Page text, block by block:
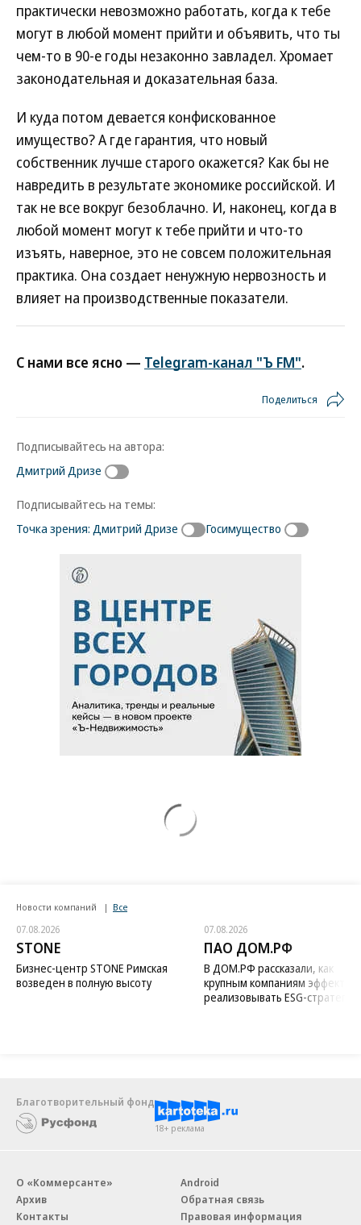
практически невозможно работать, когда к тебе
могут в любой момент прийти и объявить, что ты
чем-то в 90-е годы незаконно завладел. Хромает
законодательная и доказательная база.
И куда потом девается конфискованное
имущество? А где гарантия, что новый
собственник лучше старого окажется? Как бы не
навредить в результате экономике российской. И
так не все вокруг безоблачно. И, наконец, когда в
любой момент могут к тебе прийти и что-то
изъять, наверное, это не совсем положительная
практика. Она создает ненужную нервозность и
влияет на производственные показатели.
С нами все ясно — Telegram-канал "Ъ FM".
Поделиться
Подписывайтесь на автора:
Дмитрий Дризе
Подписывайтесь на темы:
Точка зрения: Дмитрий Дризе
Госимущество
Новости компаний Все
07.08.2026
STONE
Бизнес-центр STONE Римская
возведен в полную высоту
07.08.2026
ПАО ДОМ.РФ
В ДОМ.РФ рассказали, как
крупным компаниям
реализовывать ESG-стратегию
Благотворительный фонд
18+ реклама
О «Коммерсанте»
Архив
Контакты
Android
Обратная связь
Правовая информация